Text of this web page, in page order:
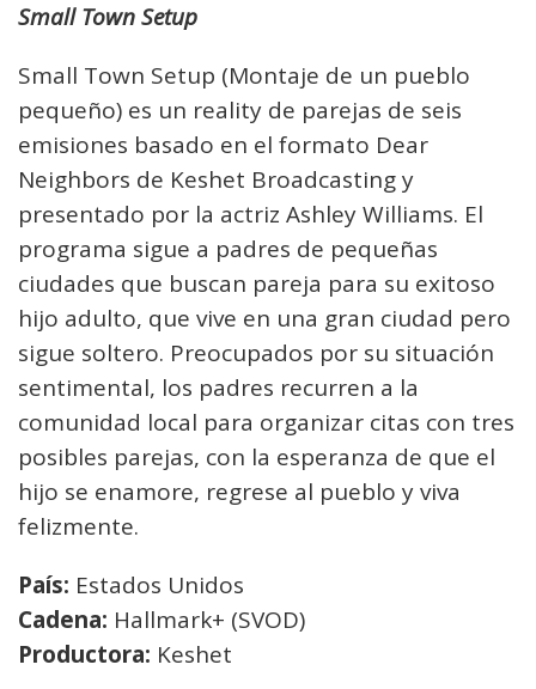
Small Town Setup
Small Town Setup (Montaje de un pueblo
pequeño) es un reality de parejas de seis
emisiones basado en el formato Dear
Neighbors de Keshet Broadcasting y
presentado por la actriz Ashley Williams. El
programa sigue a padres de pequeñas
ciudades que buscan pareja para su exitoso
hijo adulto, que vive en una gran ciudad pero
sigue soltero. Preocupados por su situación
sentimental, los padres recurren a la
comunidad local para organizar citas con tres
posibles parejas, con la esperanza de que el
hijo se enamore, regrese al pueblo y viva
felizmente.
País: Estados Unidos
Cadena: Hallmark+ (SVOD)
Productora: Keshet